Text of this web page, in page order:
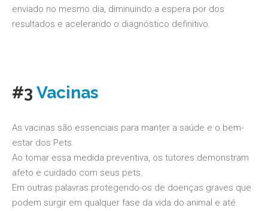
enviado no mesmo dia, diminuindo a espera por dos
resultados e acelerando o diagnóstico definitivo.
#3 Vacinas
As vacinas são essenciais para manter a saúde e o bem-
estar dos Pets.
Ao tomar essa medida preventiva, os tutores demonstram
afeto e cuidado com seus pets.
Em outras palavras protegendo-os de doenças graves que
podem surgir em qualquer fase da vida do animal e até